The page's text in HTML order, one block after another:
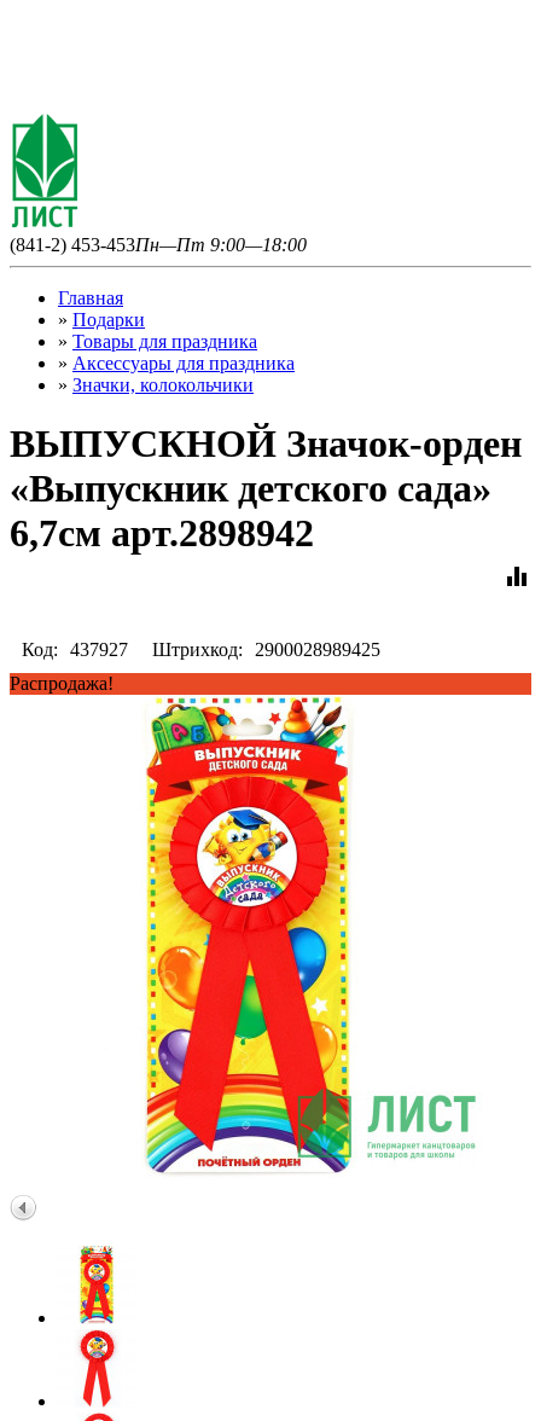
(841-2) 453-453Пн—Пт 9:00—18:00
Главная
» Подарки
» Товары для праздника
» Аксессуары для праздника
» Значки, колокольчики
ВЫПУСКНОЙ Значок-орден
«Выпускник детского сада»
6,7см арт.2898942
equalizer
Код: 437927 Штрихкод:
2900028989425
Распродажа!